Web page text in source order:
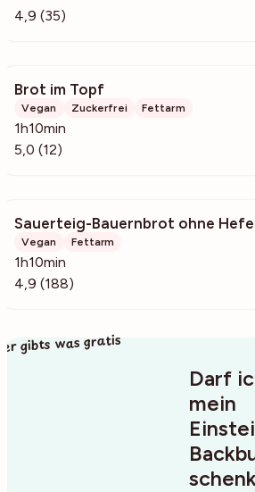
4,9 (35)
Brot im Topf
Vegan Zuckerfrei Fettarm
1h10min
5,0 (12)
Sauerteig-Bauernbrot ohne Hefe
Vegan Fettarm
1h10min
4,9 (188)
Darf
mein
gibts was gratis